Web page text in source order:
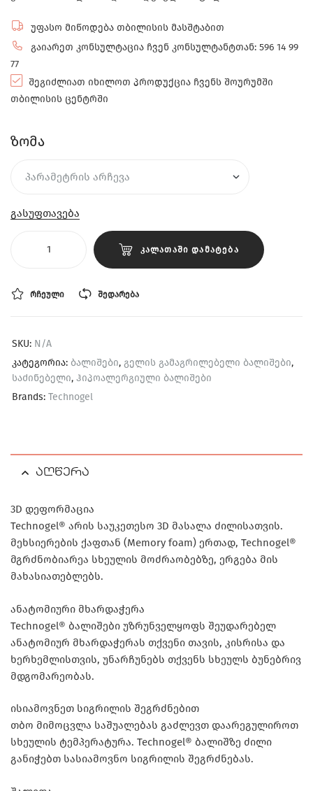
უფასო მიწოდება თბილისის მასშტაბით
გაიარეთ კონსულტაცია ჩვენ კონსულტანტთან: 596 14 99
77
შეგიძლიათ იხილოთ პროდუქცია ჩვენს შოურუმში
თბილისის ცენტრში
ზომა
გასუფთავება
ᲙᲐᲚᲐᲗᲐᲨᲘ ᲓᲐᲛᲐᲢᲔᲑᲐ
ᲠᲩᲔᲣᲚᲘ ᲨᲔᲓᲐᲠᲔᲑᲐ
SKU: N/A
კატეგორია: ბალიშები, გელის გამაგრილებელი ბალიშები,
საძინებელი, ჰიპოალერგიული ბალიშები
Brands: Technogel
აღწერა
3D დეფორმაცია
Technogel® არის საუკეთესო 3D მასალა ძილისათვის.
მეხსიერების ქაფთან (Memory foam) ერთად, Technogel®
მგრძნობიარეა სხეულის მოძრაობებზე, ერგება მის
მახასიათებლებს.
ანატომიური მხარდაჭერა
Technogel® ბალიშები უზრუნველყოფს შეუდარებელ
ანატომიურ მხარდაჭერას თქვენი თავის, კისრისა და
ხერხემლისთვის, უნარჩუნებს თქვენს სხეულს ბუნებრივ
მდგომარეობას.
ისიამოვნეთ სიგრილის შეგრძნებით
თბო მიმოცვლა საშუალებას გაძლევთ დაარეგულიროთ
სხეულის ტემპერატურა. Technogel® ბალიშზე ძილი
განიჭებთ სასიამოვნო სიგრილის შეგრძნებას.